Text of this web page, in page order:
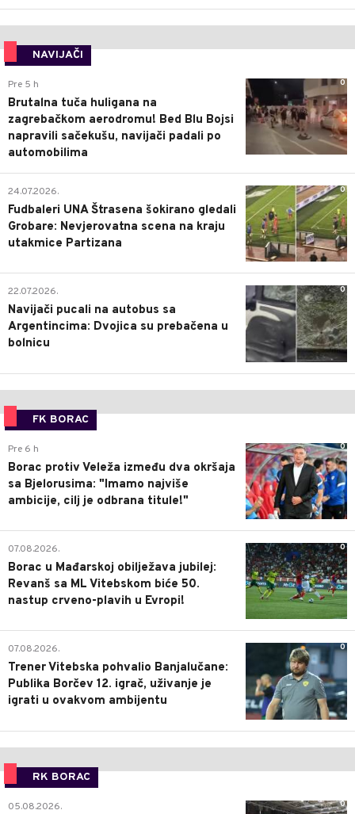
NAVIJAČI
0
Pre 5 h
Brutalna tuča huligana na
zagrebačkom aerodromu! Bed Blu Bojsi
napravili sačekušu, navijači padali po
automobilima
0
24.07.2026.
Fudbaleri UNA Štrasena šokirano gledali
Grobare: Nevjerovatna scena na kraju
utakmice Partizana
0
22.07.2026.
Navijači pucali na autobus sa
Argentincima: Dvojica su prebačena u
bolnicu
FK BORAC
0
Pre 6 h
Borac protiv Veleža između dva okršaja
sa Bjelorusima: "Imamo najviše
ambicije, cilj je odbrana titule!"
0
07.08.2026.
Borac u Mađarskoj obilježava jubilej:
Revanš sa ML Vitebskom biće 50.
nastup crveno-plavih u Evropi!
0
07.08.2026.
Trener Vitebska pohvalio Banjalučane:
Publika Borčev 12. igrač, uživanje je
igrati u ovakvom ambijentu
RK BORAC
0
05.08.2026.